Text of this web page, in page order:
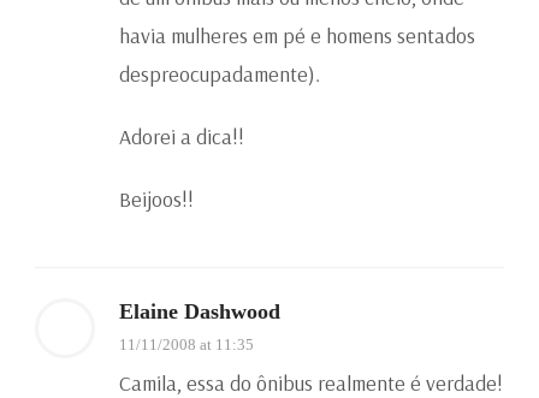
havia mulheres em pé e homens sentados
despreocupadamente).
Adorei a dica!!
Beijoos!!
Elaine Dashwood
11/11/2008 at 11:35
Camila, essa do ônibus realmente é verdade!